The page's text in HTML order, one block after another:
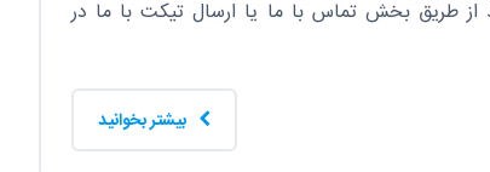
طریق بخش تماس با ما یا ارسال تیکت با ما در